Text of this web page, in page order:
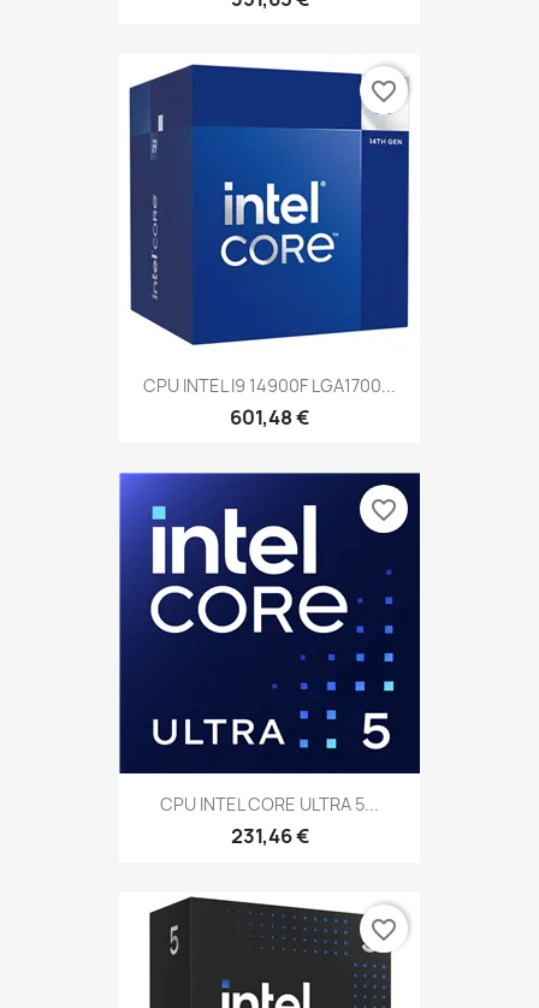
CPU INTEL I9 14900F LGA1700...
601,48 €
favorite_border
CPU INTEL CORE ULTRA 5...
231,46 €
favorite_border
favorite_border